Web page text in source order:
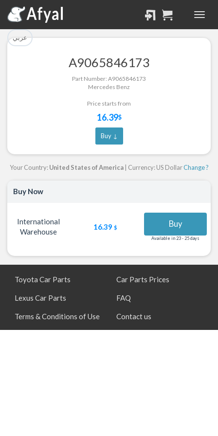
عربي
A9065846173
Part Number: A9065846173
Mercedes Benz
Price starts from
16.39$
Buy ↓
Your Country:United States of America| Currency: US DollarChange ?
Buy Now
International
Warehouse
16.39 $ Buy
Available in 23 - 25 days
تم إضافة القطعة بنجاح.
Part Successfully
Selected
تم إضافة القطعة للسلة
بنجاح.
Part Added to Cart
Toyota Car Parts
Lexus Car Parts
Terms & Conditions of Use
Car Parts Prices
FAQ
Contact us